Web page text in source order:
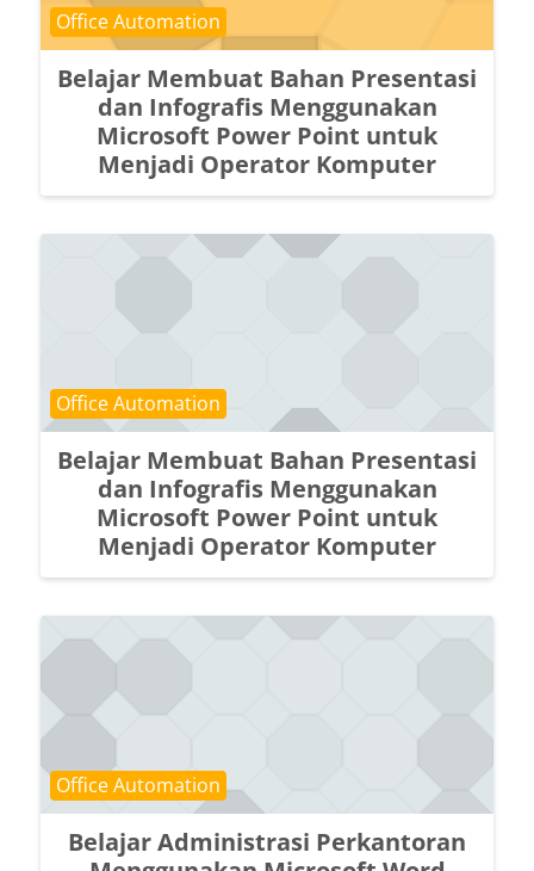
Belajar Membuat Bahan Presentasi
dan Infografis Menggunakan
Microsoft Power Point untuk
Menjadi Operator Komputer
Course category
Office Automation
Belajar Membuat Bahan Presentasi
dan Infografis Menggunakan
Microsoft Power Point untuk
Menjadi Operator Komputer
Course category
Office Automation
Belajar Administrasi Perkantoran
Course category
Office Automation